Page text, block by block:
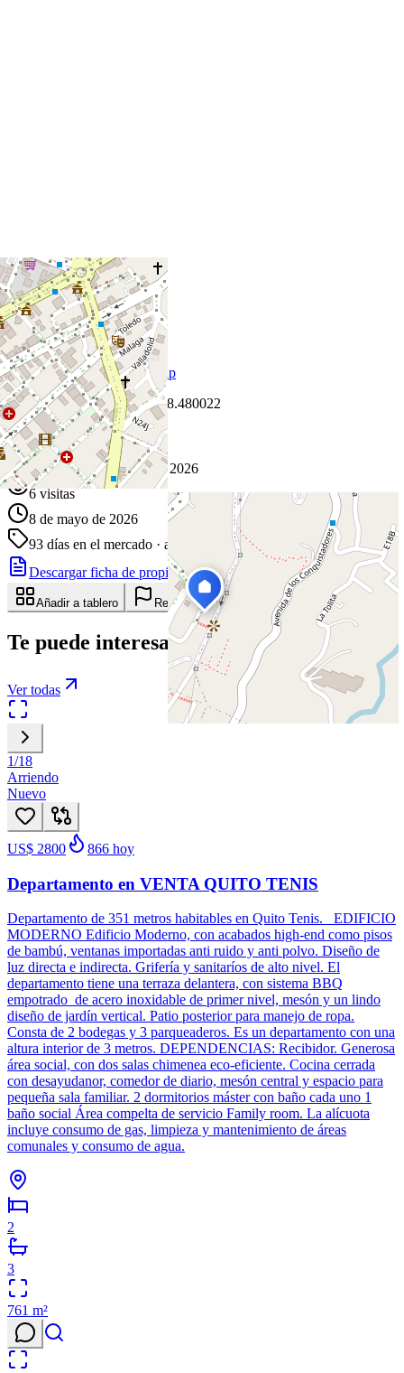
+−
Leaflet |©OpenStreetMap
Coordenadas:-0.200217,-78.480022
Cómo llegar
Publicado 8 de mayo de 2026
6 visitas
8 de mayo de 2026
93 días en el mercado · actualizado hace 0 días
Descargar ficha de propiedad
Compartir
Añadir a tablero Reportar anuncio
Te puede interesar
Ver todas
1/18
Arriendo
Nuevo
US$ 2800 866 hoy
Departamento en VENTA QUITO TENIS
Departamento de 351 metros habitables en Quito Tenis. EDIFICIO
MODERNO Edificio Moderno, con acabados high-end como pisos
de bambú, ventanas importadas anti ruido y anti polvo. Diseño de
luz directa e indirecta. Grifería y sanitaríos de alto nivel. El
departamento tiene una terraza delantera, con sistema BBQ
empotrado de acero inoxidable de primer nivel, mesón y un lindo
diseño de jardín vertical. Patio posterior para manejo de ropa.
Consta de 2 bodegas y 3 parqueaderos. Es un departamento con una
altura interior de 3 metros. DEPENDENCIAS: Recibidor. Generosa
área social, con dos salas chimenea eco-eficiente. Cocina cerrada
con desayudanor, comedor de diario, mesón central y espacio para
pequeña sala familiar. 2 dormitorios máster con baño cada uno 1
baño social Área compelta de servicio Family room. La alícuota
incluye consumo de gas, limpieza y mantenimiento de áreas
comunales y consumo de agua.
2
3
761 m²